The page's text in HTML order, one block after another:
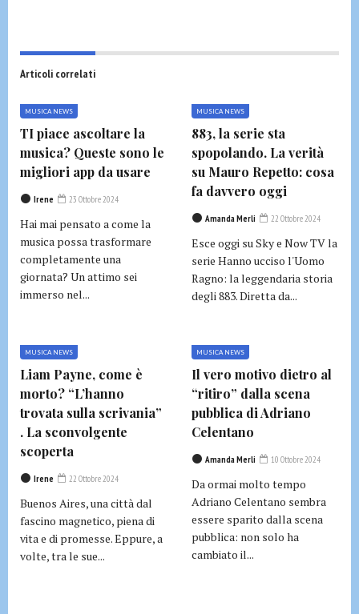
Articoli correlati
MUSICA NEWS
TI piace ascoltare la
musica? Queste sono le
migliori app da usare
Irene 23 Ottobre 2024
Hai mai pensato a come la
musica possa trasformare
completamente una
giornata? Un attimo sei
immerso nel...
MUSICA NEWS
883, la serie sta
spopolando. La verità
su Mauro Repetto: cosa
fa davvero oggi
Amanda Merli 22 Ottobre 2024
Esce oggi su Sky e Now TV la
serie Hanno ucciso l'Uomo
Ragno: la leggendaria storia
degli 883. Diretta da...
MUSICA NEWS
Liam Payne, come è
morto? “L’hanno
trovata sulla scrivania”
. La sconvolgente
scoperta
Irene 22 Ottobre 2024
Buenos Aires, una città dal
fascino magnetico, piena di
vita e di promesse. Eppure, a
volte, tra le sue...
MUSICA NEWS
Il vero motivo dietro al
“ritiro” dalla scena
pubblica di Adriano
Celentano
Amanda Merli 10 Ottobre 2024
Da ormai molto tempo
Adriano Celentano sembra
essere sparito dalla scena
pubblica: non solo ha
cambiato il...